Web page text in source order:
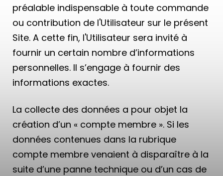
préalable indispensable à toute commande
ou contribution de l'Utilisateur sur le présent
Site. A cette fin, l'Utilisateur sera invité à
fournir un certain nombre d’informations
personnelles. Il s’engage à fournir des
informations exactes.
La collecte des données a pour objet la
création d’un « compte membre ». Si les
données contenues dans la rubrique
compte membre venaient à disparaître à la
suite d’une panne technique ou d’un cas de